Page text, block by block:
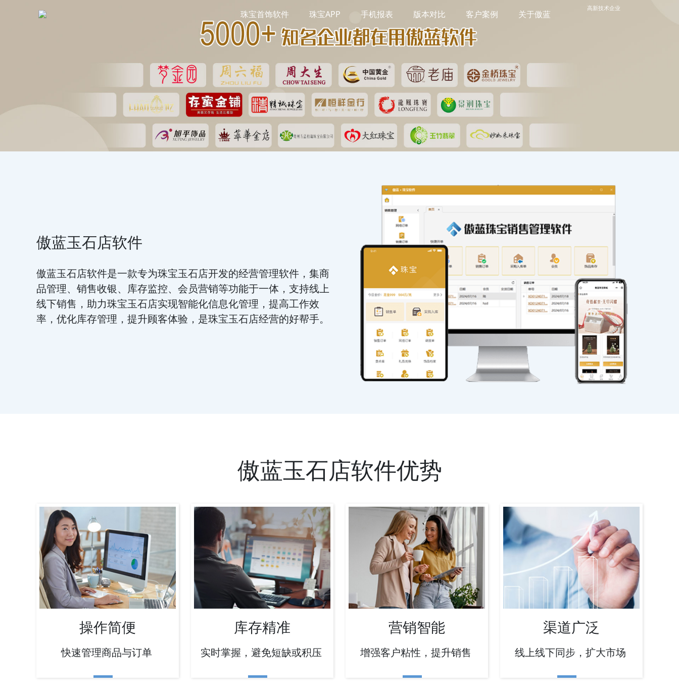
珠宝首饰软件 珠宝APP 手机报表 版本对比 客户案例 关于傲蓝
高新技术企业
傲蓝玉石店软件
傲蓝玉石店软件是一款专为珠宝玉石店开发的经营管理软件，集商
品管理、销售收银、库存监控、会员营销等功能于一体，支持线上
线下销售，助力珠宝玉石店实现智能化信息化管理，提高工作效
率，优化库存管理，提升顾客体验，是珠宝玉石店经营的好帮手。
傲蓝玉石店软件优势
操作简便
快速管理商品与订单
库存精准
实时掌握，避免短缺或积压
营销智能
增强客户粘性，提升销售
渠道广泛
线上线下同步，扩大市场